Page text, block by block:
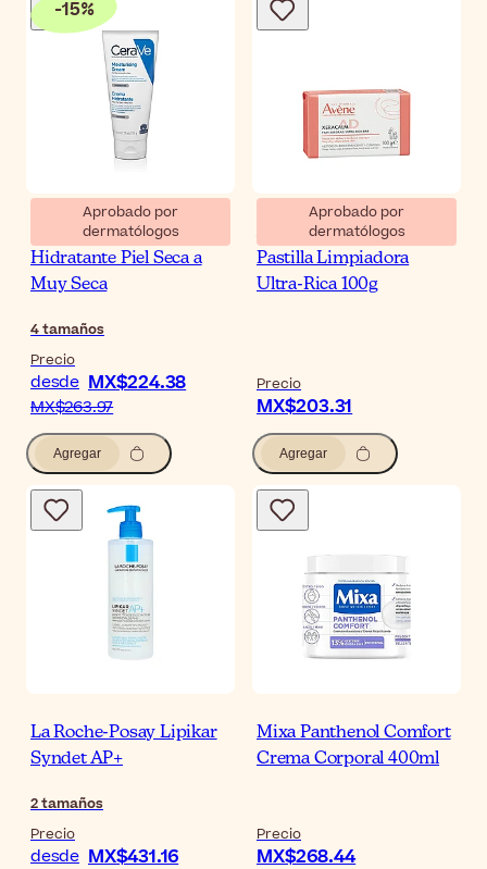
-15%
Aprobado por
dermatólogos
CeraVe Crema
Hidratante Piel Seca a
Muy Seca
4tamaños
Precio
desde MX$224.38
MX$263.97
Agregar
Aprobado por
dermatólogos
Avène XeraCalm A.D
Pastilla Limpiadora
Ultra-Rica 100g
Precio
MX$203.31
Agregar
La Roche-Posay Lipikar
Syndet AP+
2tamaños
Precio
desde MX$431.16
Mixa Panthenol Comfort
Crema Corporal 400ml
Precio
MX$268.44